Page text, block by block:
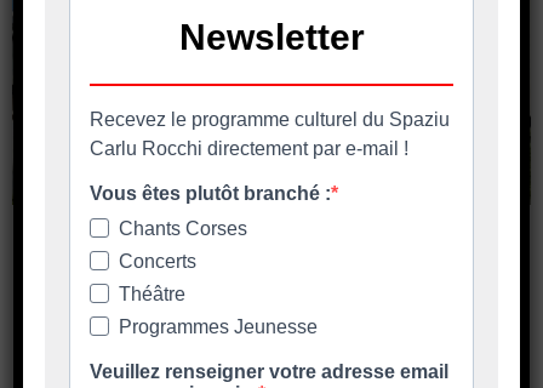
DIVENTATE VULINTARIU – APPEL À
BÉNÉVOLES
DIVENTATE VULINTARIU & attore di u vostru
territorriu Appel à Bénévoles – Fiche de
Candidature Nous recherchons des personnes